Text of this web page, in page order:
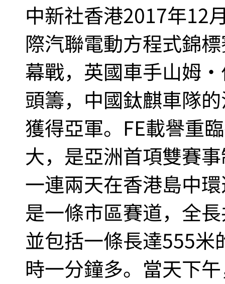
中新社香港2017年12
際汽聯電動方程式錦
幕戰，英國車手山姆
頭籌，中國鈦麒車隊
獲得亞軍。FE載譽重
大，是亞洲首項雙賽
一連兩天在香港島中
是一條市區賽道，全
並包括一條長達555
時一分鐘多。當天下